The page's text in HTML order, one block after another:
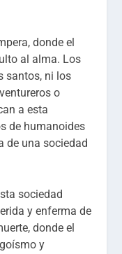
donde el
al alma. Los
santos, ni los
o
a esta
de humanoides
de una sociedad
sociedad
y enferma de
donde el
y